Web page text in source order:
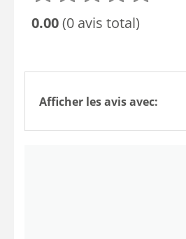
0.00(0 avis total)
Afficher les avis avec: